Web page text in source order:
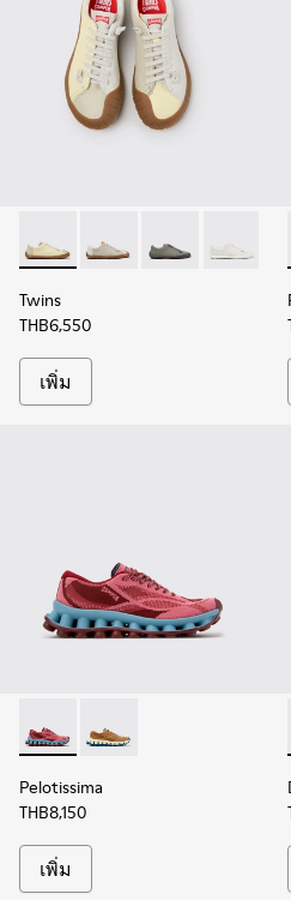
Twins - K201940-011 - รองเท้
Twins - K201940-007
Twins -Twins -
Twins
THB6,550
เพิ่ม
Pelotissima - K201922-010 -
Pelotissima -
Pelotissima
THB8,150
เพิ่ม